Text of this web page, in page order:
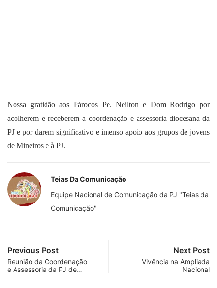
Nossa gratidão aos Párocos Pe. Neilton e Dom Rodrigo por
acolherem e receberem a coordenação e assessoria diocesana da
PJ e por darem significativo e imenso apoio aos grupos de jovens
de Mineiros e à PJ.
Teias Da Comunicação
Equipe Nacional de Comunicação da PJ "Teias da
Comunicação"
Previous Post
Reunião da Coordenação
e Assessoria da PJ de…
Next Post
Vivência na Ampliada
Nacional